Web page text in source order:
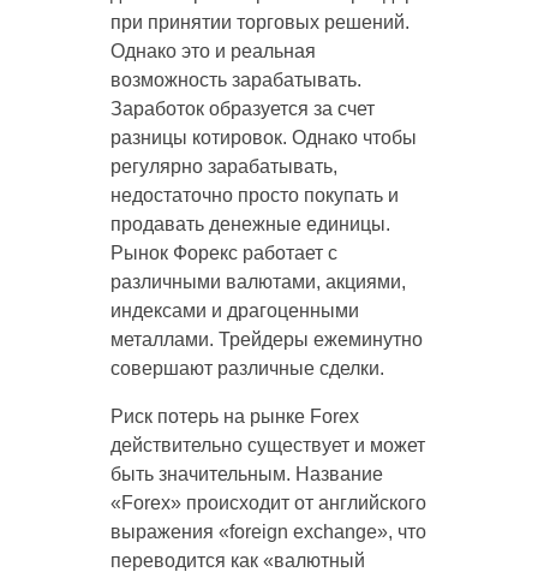
при принятии торговых решений.
Однако это и реальная
возможность зарабатывать.
Заработок образуется за счет
разницы котировок. Однако чтобы
регулярно зарабатывать,
недостаточно просто покупать и
продавать денежные единицы.
Рынок Форекс работает с
различными валютами, акциями,
индексами и драгоценными
металлами. Трейдеры ежеминутно
совершают различные сделки.
Риск потерь на рынке Forex
действительно существует и может
быть значительным. Название
«Forex» происходит от английского
выражения «foreign exchange», что
переводится как «валютный